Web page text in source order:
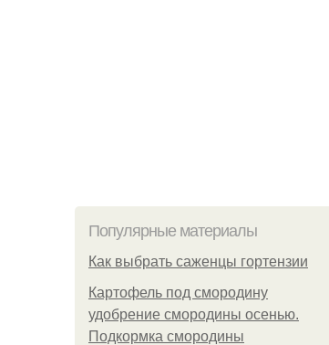
Популярные материалы
Как выбрать саженцы гортензии
Картофель под смородину
удобрение смородины осенью.
Подкормка смородины